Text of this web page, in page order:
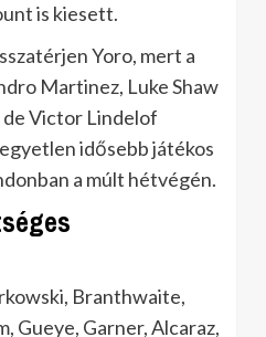
is kiesett.
Yoro, mert a
Martinez, Luke Shaw
de Victor Lindelof
idősebb játékos
a múlt hétvégén.
Branthwaite,
Gueye, Garner, Alcaraz,